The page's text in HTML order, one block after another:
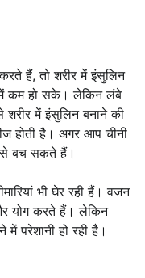
हैं, तो शरीर में इंसुलि‍न
में कम हो सके। लेक‍िन लंबे
में इंसुल‍िन बनाने की
होती है। अगर आप चीनी
से बच सकते हैं।
भी घेर रही हैं। वजन
योग करते हैं। लेकिन
परेशानी हो रही है।